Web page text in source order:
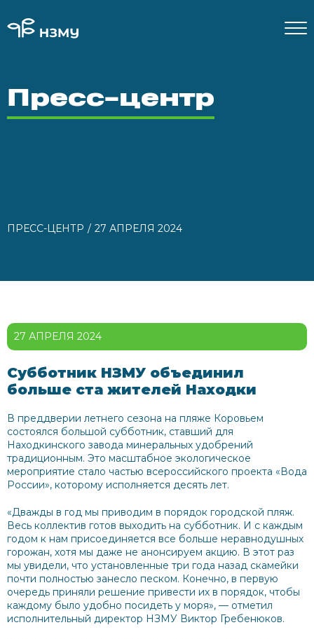
Пресс-центр
ПРЕСС-ЦЕНТР 27 АПРЕЛЯ 2024
27 АПРЕЛЯ 2024
Субботник НЗМУ объединил
больше ста жителей Находки
В преддверии летнего сезона на пляже Коровьем
состоялся большой субботник, ставший для
Находкинского завода минеральных удобрений
традиционным. Это масштабное экологическое
мероприятие стало частью всероссийского проекта «Вода
России», которому исполняется десять лет.
«Дважды в год мы приводим в порядок городской пляж.
Весь коллектив готов выходить на субботник. И с каждым
годом к нам присоединяется все больше неравнодушных
горожан, хотя мы даже не анонсируем акцию. В этот раз
мы увидели, что установленные три года назад скамейки
почти полностью занесло песком. Конечно, в первую
очередь приняли решение привести их в порядок, чтобы
каждому было удобно посидеть у моря», — отметил
исполнительный директор НЗМУ Виктор Гребенюков.